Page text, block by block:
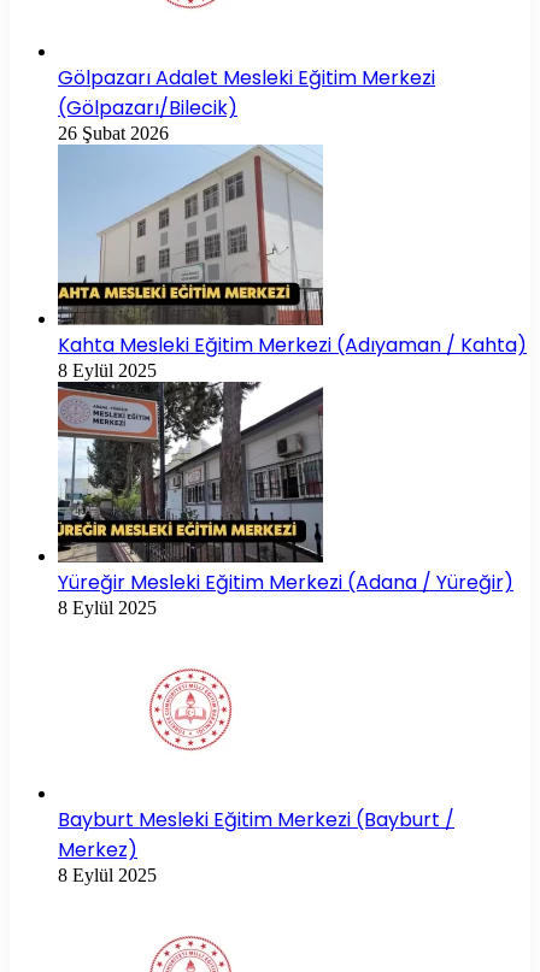
Gölpazarı Adalet Mesleki Eğitim Merkezi
(Gölpazarı/Bilecik)
26 Şubat 2026
Kahta Mesleki Eğitim Merkezi (Adıyaman / Kahta)
8 Eylül 2025
Yüreğir Mesleki Eğitim Merkezi (Adana / Yüreğir)
8 Eylül 2025
Bayburt Mesleki Eğitim Merkezi (Bayburt /
Merkez)
8 Eylül 2025